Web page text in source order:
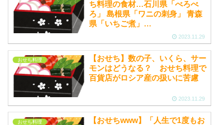
ち料理の食材…石川県「べろべ
ろ」 島根県「ワニの刺身」 青森
県「いちご煮」…
2023.11.29
おせち料理
【おせち】数の子、いくら、サー
モンはどうなる？ おせち料理で
百貨店がロシア産の扱いに苦慮
2023.11.29
おせち料理
【おせちwww】「人生で1度もお